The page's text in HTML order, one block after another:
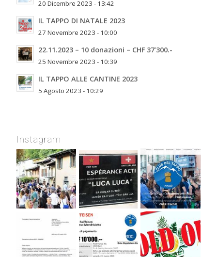
20 Dicembre 2023 - 13:42
IL TAPPO DI NATALE 2023
27 Novembre 2023 - 10:00
22.11.2023 – 10 donazioni – CHF 37’300.-
25 Novembre 2023 - 10:39
IL TAPPO ALLE CANTINE 2023
5 Agosto 2023 - 10:29
Instagram